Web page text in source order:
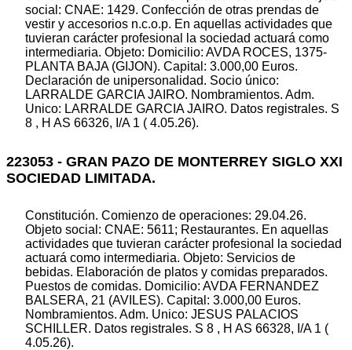
social: CNAE: 1429. Confección de otras prendas de
vestir y accesorios n.c.o.p. En aquellas actividades que
tuvieran carácter profesional la sociedad actuará como
intermediaria. Objeto: Domicilio: AVDA ROCES, 1375-
PLANTA BAJA (GIJON). Capital: 3.000,00 Euros.
Declaración de unipersonalidad. Socio único:
LARRALDE GARCIA JAIRO. Nombramientos. Adm.
Unico: LARRALDE GARCIA JAIRO. Datos registrales. S
8 , H AS 66326, I/A 1 ( 4.05.26).
223053 - GRAN PAZO DE MONTERREY SIGLO XXI
SOCIEDAD LIMITADA.
Constitución. Comienzo de operaciones: 29.04.26.
Objeto social: CNAE: 5611; Restaurantes. En aquellas
actividades que tuvieran carácter profesional la sociedad
actuará como intermediaria. Objeto: Servicios de
bebidas. Elaboración de platos y comidas preparados.
Puestos de comidas. Domicilio: AVDA FERNANDEZ
BALSERA, 21 (AVILES). Capital: 3.000,00 Euros.
Nombramientos. Adm. Unico: JESUS PALACIOS
SCHILLER. Datos registrales. S 8 , H AS 66328, I/A 1 (
4.05.26).